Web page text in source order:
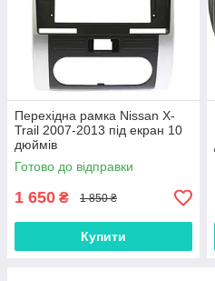
Перехідна рамка Nissan X-
Trail 2007-2013 під екран 10
дюймів
Готово до відправки
1 650 ₴ 1 850 ₴
Купити